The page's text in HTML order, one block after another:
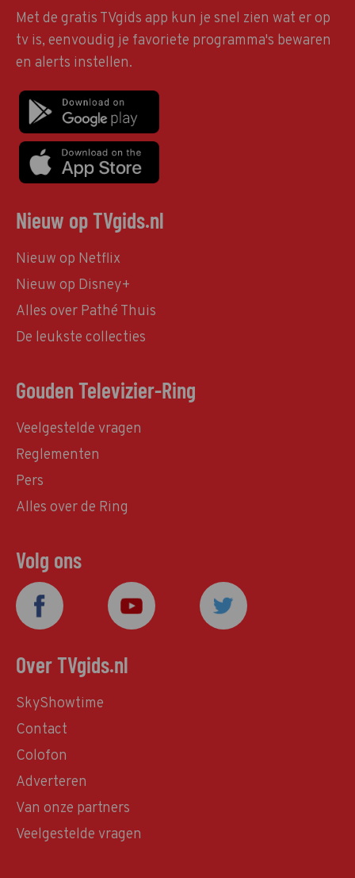
Met de gratis TVgids app kun je snel zien wat er op
tv is, eenvoudig je favoriete programma's bewaren
en alerts instellen.
Nieuw op TVgids.nl
Nieuw op Netflix
Nieuw op Disney+
Alles over Pathé Thuis
De leukste collecties
Gouden Televizier-Ring
Veelgestelde vragen
Reglementen
Pers
Alles over de Ring
Volg ons
Over TVgids.nl
SkyShowtime
Contact
Colofon
Adverteren
Van onze partners
Veelgestelde vragen